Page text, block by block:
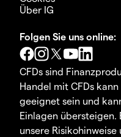
Über IG
Folgen Sie uns online:
CFDs sind
Handel mit CFDs
geeignet sein und
Einlagen
unsere